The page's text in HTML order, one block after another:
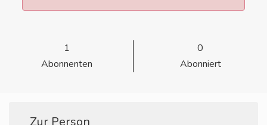
1
Abonnenten
0
Abonniert
Zur Person